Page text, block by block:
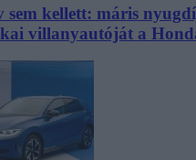
sem kellett: máris
villanyautóját a